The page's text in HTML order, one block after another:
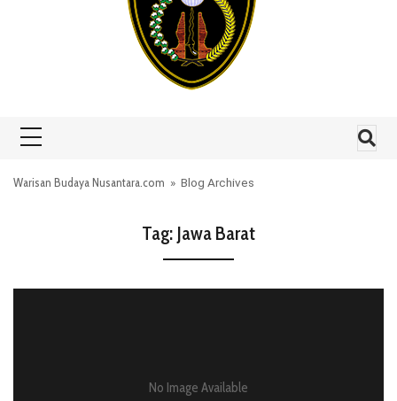
Warisan Budaya Nusantara.com » Blog Archives
Tag: Jawa Barat
No Image Available